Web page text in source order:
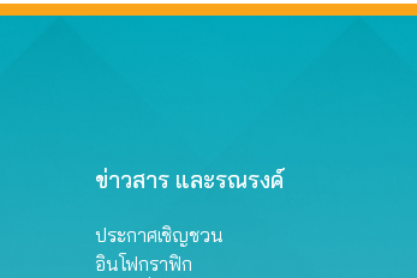
ข่าวสาร และรณรงค์
ประกาศเชิญชวน
อินโฟกราฟิก